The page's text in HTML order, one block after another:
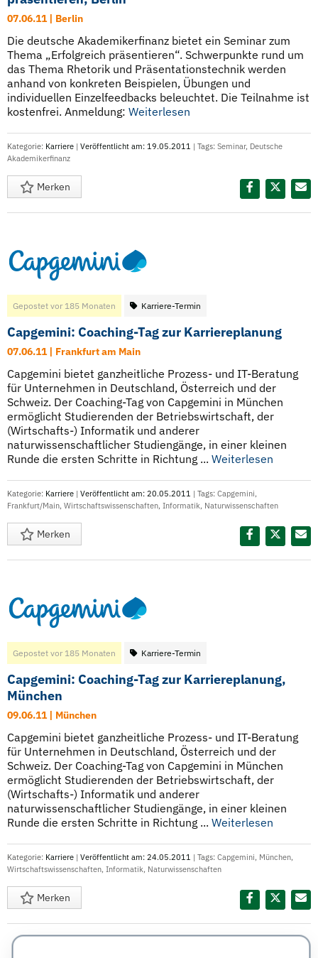
07.06.11 | Berlin
Die deutsche Akademikerfinanz bietet ein Seminar zum
Thema „Erfolgreich präsentieren“. Schwerpunkte rund um
das Thema Rhetorik und Präsentationstechnik werden
anhand von konkreten Beispielen, Übungen und
individuellen Einzelfeedbacks beleuchtet. Die Teilnahme ist
kostenfrei. Anmeldung: Weiterlesen
Kategorie: Karriere | Veröffentlicht am: 19.05.2011 | Tags: Seminar, Deutsche
Akademikerfinanz
Merken
Gepostet vor 185 Monaten Karriere-Termin
Capgemini: Coaching-Tag zur Karriereplanung
07.06.11 | Frankfurt am Main
Capgemini bietet ganzheitliche Prozess- und IT-Beratung
für Unternehmen in Deutschland, Österreich und der
Schweiz. Der Coaching-Tag von Capgemini in München
ermöglicht Studierenden der Betriebswirtschaft, der
(Wirtschafts-) Informatik und anderer
naturwissenschaftlicher Studiengänge, in einer kleinen
Runde die ersten Schritte in Richtung ... Weiterlesen
Kategorie: Karriere | Veröffentlicht am: 20.05.2011 | Tags: Capgemini,
Frankfurt/Main, Wirtschaftswissenschaften, Informatik, Naturwissenschaften
Merken
Gepostet vor 185 Monaten Karriere-Termin
Capgemini: Coaching-Tag zur Karriereplanung,
München
09.06.11 | München
Capgemini bietet ganzheitliche Prozess- und IT-Beratung
für Unternehmen in Deutschland, Österreich und der
Schweiz. Der Coaching-Tag von Capgemini in München
ermöglicht Studierenden der Betriebswirtschaft, der
(Wirtschafts-) Informatik und anderer
naturwissenschaftlicher Studiengänge, in einer kleinen
Runde die ersten Schritte in Richtung ... Weiterlesen
Kategorie: Karriere | Veröffentlicht am: 24.05.2011 | Tags: Capgemini, München,
Wirtschaftswissenschaften, Informatik, Naturwissenschaften
Merken